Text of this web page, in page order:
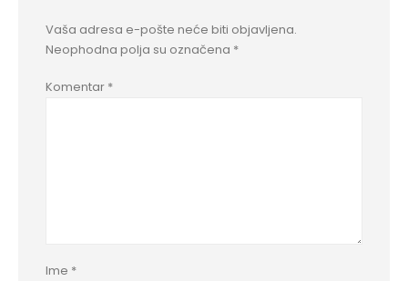
Vaša adresa e-pošte neće biti objavljena.
Neophodna polja su označena *
Komentar *
Ime *